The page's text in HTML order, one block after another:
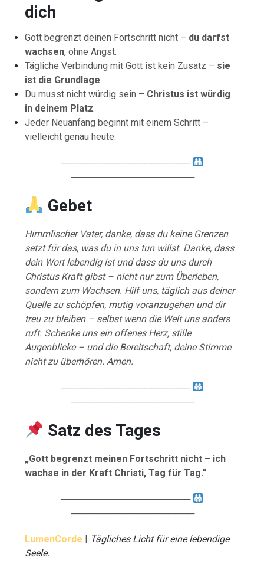
dich
Gott begrenzt deinen Fortschritt nicht – du darfst
wachsen, ohne Angst.
Tägliche Verbindung mit Gott ist kein Zusatz – sie
ist die Grundlage.
Du musst nicht würdig sein – Christus ist würdig
in deinem Platz.
Jeder Neuanfang beginnt mit einem Schritt –
vielleicht genau heute.
────────────────────
───────────────────
Gebet
Himmlischer Vater, danke, dass du keine Grenzen
setzt für das, was du in uns tun willst. Danke, dass
dein Wort lebendig ist und dass du uns durch
Christus Kraft gibst – nicht nur zum Überleben,
sondern zum Wachsen. Hilf uns, täglich aus deiner
Quelle zu schöpfen, mutig voranzugehen und dir
treu zu bleiben – selbst wenn die Welt uns anders
ruft. Schenke uns ein offenes Herz, stille
Augenblicke – und die Bereitschaft, deine Stimme
nicht zu überhören. Amen.
────────────────────
───────────────────
Satz des Tages
„Gott begrenzt meinen Fortschritt nicht – ich
wachse in der Kraft Christi, Tag für Tag.“
────────────────────
───────────────────
LumenCorde | Tägliches Licht für eine lebendige
Seele.